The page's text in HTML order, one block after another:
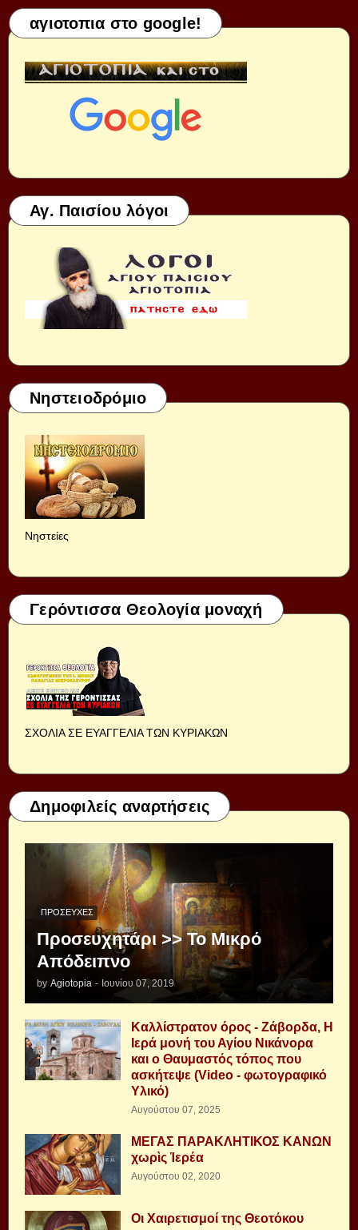
αγιοτοπια στο google!
Αγ. Παισίου λόγοι
Νηστειοδρόμιο
Νηστείες
Γερόντισσα Θεολογία μοναχή
ΣΧΟΛΙΑ ΣΕ ΕΥΑΓΓΕΛΙΑ ΤΩΝ ΚΥΡΙΑΚΩΝ
Δημοφιλείς αναρτήσεις
ΠΡΟΣΕΥΧΈΣ
Προσευχητάρι >> Το Μικρό
Απόδειπνο
by Agiotopia - Ιουνίου 07, 2019
Καλλίστρατον όρος - Ζάβορδα, Η
Ιερά μονή του Αγίου Νικάνορα
και ο Θαυμαστός τόπος που
ασκήτεψε (Video - φωτογραφικό
Υλικό)
Αυγούστου 07, 2025
ΜΕΓΑΣ ΠΑΡΑΚΛΗΤΙΚΟΣ ΚΑΝΩΝ
χωρὶς Ἱερέα
Αυγούστου 02, 2020
Οι Χαιρετισμοί της Θεοτόκου